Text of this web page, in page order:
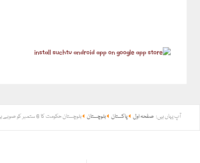
آپ یہاں ہیں: صفحہ اول پاکستان بلوچستان بلوچستان حکومت کا 6 ستمبر کو صوبے بھر میں عام تعطیل کا اعلان